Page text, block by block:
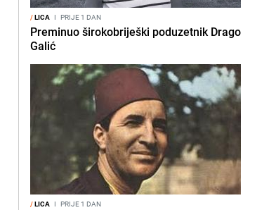
/LICA I PRIJE 1 DAN
Preminuo širokobriješki poduzetnik Drago
Galić
/LICA I PRIJE 1 DAN